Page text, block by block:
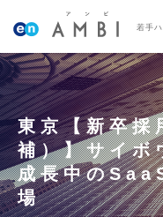
若手
東京【新卒採
補）】サイボ
成長中の
場